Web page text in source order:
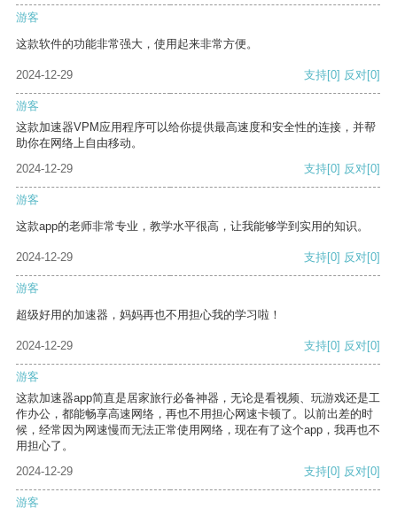
游客
这款软件的功能非常强大，使用起来非常方便。
2024-12-29 支持[0] 反对[0]
游客
这款加速器VPM应用程序可以给你提供最高速度和安全性的连接，并帮
助你在网络上自由移动。
2024-12-29
支持[0] 反对[0]
游客
这款app的老师非常专业，教学水平很高，让我能够学到实用的知识。
2024-12-29 支持[0] 反对[0]
游客
超级好用的加速器，妈妈再也不用担心我的学习啦！
2024-12-29 支持[0] 反对[0]
游客
这款加速器app简直是居家旅行必备神器，无论是看视频、玩游戏还是工
作办公，都能畅享高速网络，再也不用担心网速卡顿了。以前出差的时
候，经常因为网速慢而无法正常使用网络，现在有了这个app，我再也不
用担心了。
2024-12-29
支持[0] 反对[0]
游客